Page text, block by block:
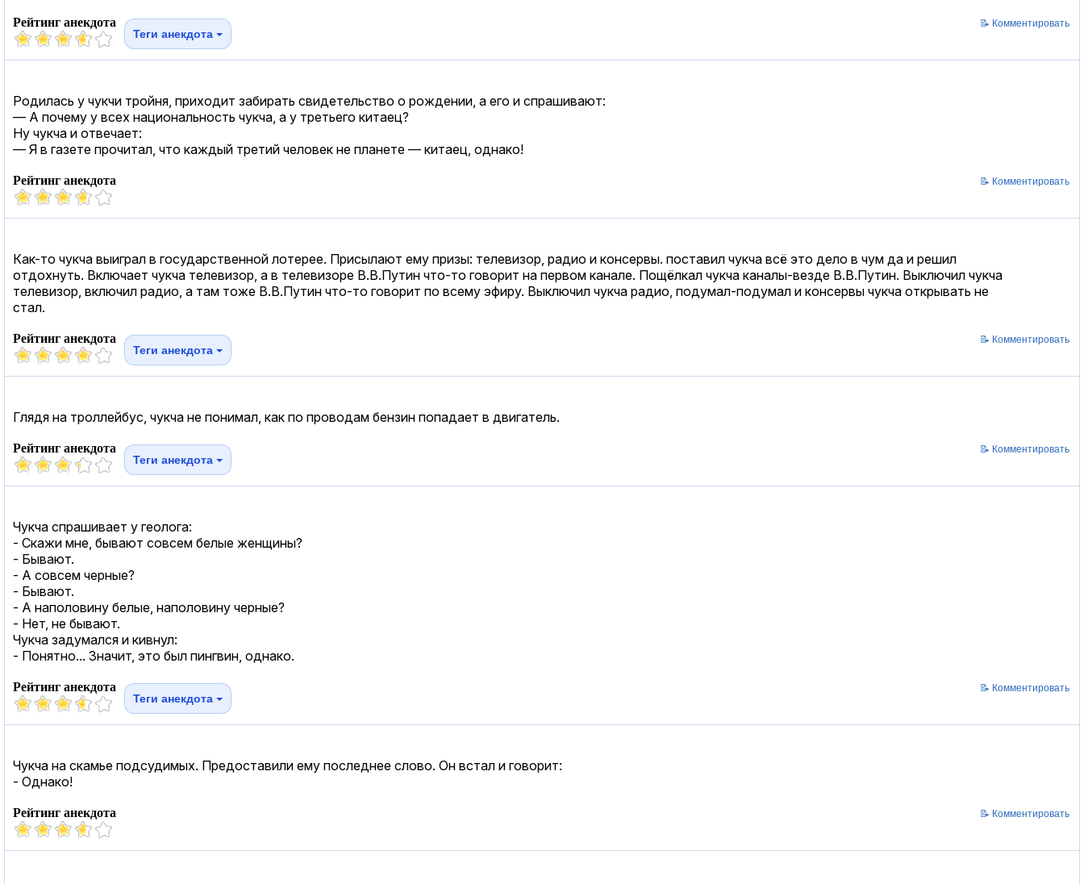
Рейтинг анекдота
Теги анекдота
📝 Комментировать
Родилась у чукчи тройня, приходит забирать свидетельство о рождении, а его и спрашивают:
— А почему у всех национальность чукча, а у третьего китаец?
Ну чукча и отвечает:
— Я в газете прочитал, что каждый третий человек не планете — китаец, однако!
Рейтинг анекдота 📝 Комментировать
Как-то чукча выиграл в государственной лотерее. Присылают ему призы: телевизор, радио и консервы. поставил чукча всё это дело в чум да и решил
отдохнуть. Включает чукча телевизор, а в телевизоре В.В.Путин что-то говорит на первом канале. Пощёлкал чукча каналы-везде В.В.Путин. Выключил чукча
телевизор, включил радио, а там тоже В.В.Путин что-то говорит по всему эфиру. Выключил чукча радио, подумал-подумал и консервы чукча открывать не
стал.
Рейтинг анекдота
Теги анекдота
📝 Комментировать
Глядя на троллейбус, чукча не понимал, как по проводам бензин попадает в двигатель.
Рейтинг анекдота
Теги анекдота
📝 Комментировать
Чукча спрашивает у геолога:
- Скажи мне, бывают совсем белые женщины?
- Бывают.
- А совсем черные?
- Бывают.
- А наполовину белые, наполовину черные?
- Нет, не бывают.
Чукча задумался и кивнул:
- Понятно... Значит, это был пингвин, однако.
Рейтинг анекдота
Теги анекдота
📝 Комментировать
Чукча на скамье подсудимых. Предоставили ему последнее слово. Он встал и говорит:
- Однако!
Рейтинг анекдота 📝 Комментировать